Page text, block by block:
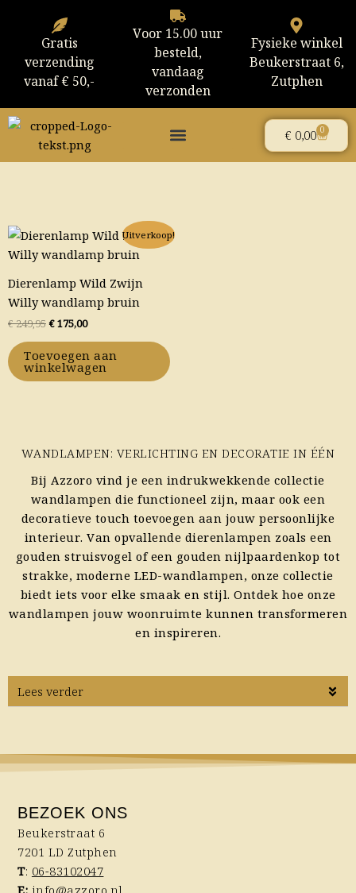
inhoud
Gratis
verzending
vanaf € 50,-
Voor 15.00 uur
besteld,
vandaag
verzonden
Fysieke winkel
Beukerstraat 6,
Zutphen
€ 0,00 0
Uitverkoop!
Dierenlamp Wild Zwijn
Willy wandlamp bruin
€249,95
Oorspronkelijke
prijs
was:
€175,00
Huidige
prijs
is:
Toevoegen aan
winkelwagen
WANDLAMPEN: VERLICHTING EN DECORATIE IN ÉÉN
Bij Azzoro vind je een indrukwekkende collectie
wandlampen die functioneel zijn, maar ook een
decoratieve touch toevoegen aan jouw persoonlijke
interieur. Van opvallende dierenlampen zoals een
gouden struisvogel of een gouden nijlpaardenkop tot
strakke, moderne LED-wandlampen, onze collectie
biedt iets voor elke smaak en stijl. Ontdek hoe onze
wandlampen jouw woonruimte kunnen transformeren
en inspireren.
Lees verder
BEZOEK ONS
Beukerstraat 6
7201 LD Zutphen
T: 06-83102047
E: info@azzoro.nl